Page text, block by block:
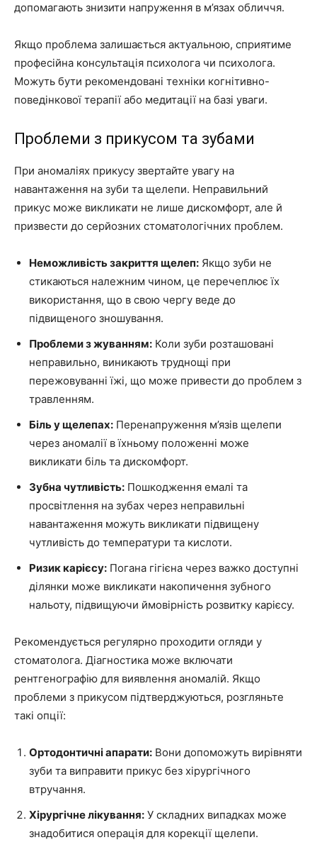
допомагають знизити напруження в м’язах обличчя.
Якщо проблема залишається актуальною, сприятиме
професійна консультація психолога чи психолога.
Можуть бути рекомендовані техніки когнітивно-
поведінкової терапії або медитації на базі уваги.
Проблеми з прикусом та зубами
При аномаліях прикусу звертайте увагу на
навантаження на зуби та щелепи. Неправильний
прикус може викликати не лише дискомфорт, але й
призвести до серйозних стоматологічних проблем.
Неможливість закриття щелеп: Якщо зуби не
стикаються належним чином, це перечеплює їх
використання, що в свою чергу веде до
підвищеного зношування.
Проблеми з жуванням: Коли зуби розташовані
неправильно, виникають труднощі при
пережовуванні їжі, що може привести до проблем з
травленням.
Біль у щелепах: Перенапруження м’язів щелепи
через аномалії в їхньому положенні може
викликати біль та дискомфорт.
Зубна чутливість: Пошкодження емалі та
просвітлення на зубах через неправильні
навантаження можуть викликати підвищену
чутливість до температури та кислоти.
Ризик карієсу: Погана гігієна через важко доступні
ділянки може викликати накопичення зубного
нальоту, підвищуючи ймовірність розвитку карієсу.
Рекомендується регулярно проходити огляди у
стоматолога. Діагностика може включати
рентгенографію для виявлення аномалій. Якщо
проблеми з прикусом підтверджуються, розгляньте
такі опції:
Ортодонтичні апарати: Вони допоможуть вирівняти
зуби та виправити прикус без хірургічного
втручання.
Хірургічне лікування: У складних випадках може
знадобитися операція для корекції щелепи.